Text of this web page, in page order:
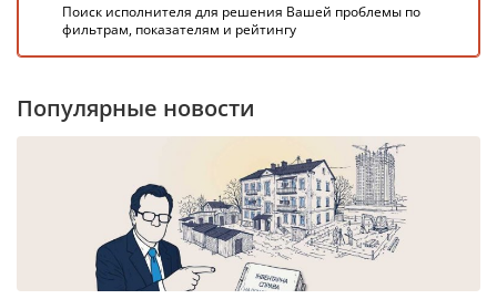
Поиск исполнителя для решения Вашей проблемы по
фильтрам, показателям и рейтингу
Популярные новости